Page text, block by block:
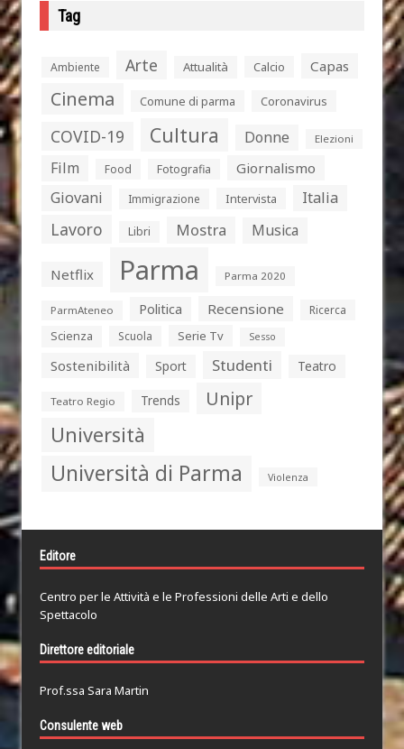
Tag
Ambiente Arte Attualità Calcio Capas
Cinema Comune di parma Coronavirus
COVID-19 Cultura Donne Elezioni
Film Food Fotografia Giornalismo
Giovani Immigrazione Intervista Italia
Lavoro Libri Mostra Musica
Netflix Parma Parma 2020
ParmAteneo Politica Recensione
Ricerca
Scienza
Scuola Serie Tv Sesso
Sostenibilità Sport Studenti Teatro
Teatro Regio Trends Unipr
Università
Università di Parma Violenza
Editore
Centro per le Attività e le Professioni delle Arti e dello
Spettacolo
Direttore editoriale
Prof.ssa Sara Martin
Consulente web